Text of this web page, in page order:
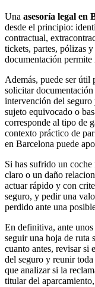
Una asesoría legal en
desde el principio:
contractual,
tickets, partes, pólizas
documentación permite
Además, puede ser útil
solicitar
intervención del seguro
sujeto equivocado o
corresponde al tipo de
contexto práctico de
en Barcelona puede
Si has sufrido un
claro o un daño
actuar rápido y con
seguro, y pedir una
perdido ante una
En definitiva, ante
seguir una hoja de ruta
cuanto antes, revisar si
del seguro y reunir
que analizar si la
titular del